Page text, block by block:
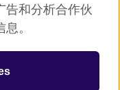
告和分析合作伙
。